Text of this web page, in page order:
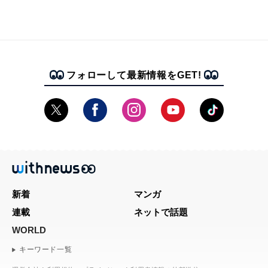
フォローして最新情報をGET!
新着
マンガ
連載
ネットで話題
WORLD
キーワード一覧